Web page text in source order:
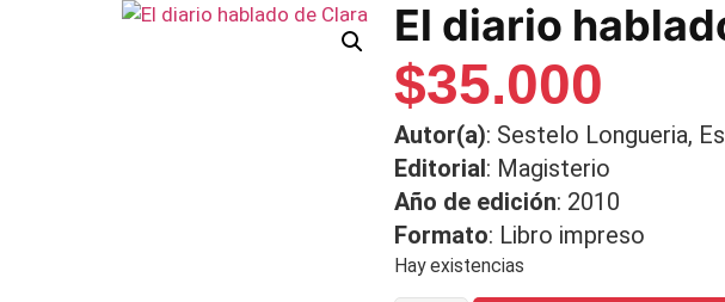
El diario
$35.000
Autor(a): Sestelo Longueria,
Editorial: Magisterio
Año de edición: 2010
Formato: Libro impreso
Hay existencias